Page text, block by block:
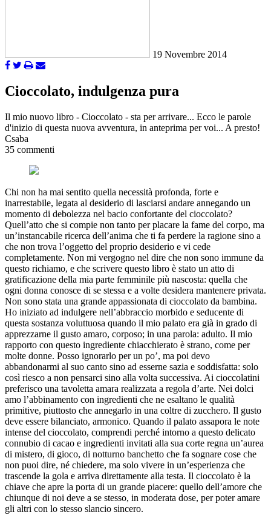
19 Novembre 2014
Cioccolato, indulgenza pura
Il mio nuovo libro - Cioccolato - sta per arrivare... Ecco le parole
d'inizio di questa nuova avventura, in anteprima per voi... A presto!
Csaba
35 commenti
Chi non ha mai sentito quella necessità profonda, forte e
inarrestabile, legata al desiderio di lasciarsi andare annegando un
momento di debolezza nel bacio confortante del cioccolato?
Quell’atto che si compie non tanto per placare la fame del corpo, ma
un’instancabile ricerca dell’anima che ti fa perdere la ragione sino a
che non trova l’oggetto del proprio desiderio e vi cede
completamente. Non mi vergogno nel dire che non sono immune da
questo richiamo, e che scrivere questo libro è stato un atto di
gratificazione della mia parte femminile più nascosta: quella che
ogni donna conosce di se stessa e a volte desidera mantenere privata.
Non sono stata una grande appassionata di cioccolato da bambina.
Ho iniziato ad indulgere nell’abbraccio morbido e seducente di
questa sostanza voluttuosa quando il mio palato era già in grado di
apprezzarne il gusto amaro, corposo; in una parola: adulto. Il mio
rapporto con questo ingrediente chiacchierato è strano, come per
molte donne. Posso ignorarlo per un po’, ma poi devo
abbandonarmi al suo canto sino ad esserne sazia e soddisfatta: solo
così riesco a non pensarci sino alla volta successiva. Ai cioccolatini
preferisco una tavoletta amara realizzata a regola d’arte. Nei dolci
amo l’abbinamento con ingredienti che ne esaltano le qualità
primitive, piuttosto che annegarlo in una coltre di zucchero. Il gusto
deve essere bilanciato, armonico. Quando il palato assapora le note
intense del cioccolato, comprendi perché intorno a questo delicato
connubio di cacao e ingredienti invitati alla sua corte regna un’aurea
di mistero, di gioco, di notturno banchetto che fa sognare cose che
non puoi dire, né chiedere, ma solo vivere in un’esperienza che
trascende la gola e arriva direttamente alla testa. Il cioccolato è la
chiave che apre la porta di un grande piacere: quello dell’amore che
chiunque di noi deve a se stesso, in moderata dose, per poter amare
gli altri con lo stesso slancio sincero.